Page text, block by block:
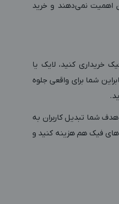
اهمیت نمی‌دهند و خرید
خریداری کنید، لایک یا
شما برای واقعی جلوه
شما تبدیل کاربران به
فیک هم هزینه کنید و